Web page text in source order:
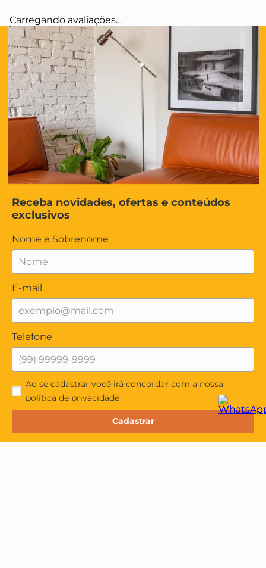
Carregando avaliações…
Receba novidades, ofertas e conteúdos
exclusivos
Nome e Sobrenome
E-mail
Telefone
Ao se cadastrar você irá concordar com a nossa
política de privacidade
Cadastrar